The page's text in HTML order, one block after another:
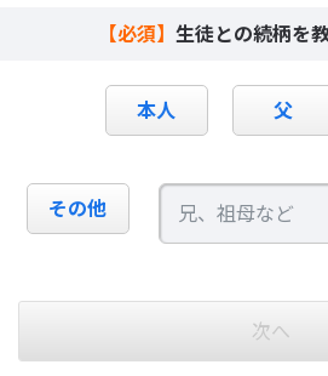
【必須】 生徒との続柄を
本人 父
その他
次へ